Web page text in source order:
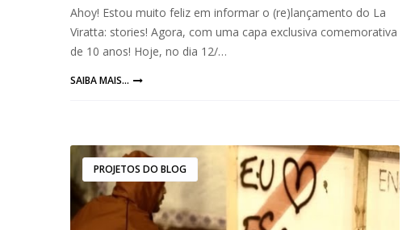
Ahoy! Estou muito feliz em informar o (re)lançamento do La
Viratta: stories! Agora, com uma capa exclusiva comemorativa
de 10 anos! Hoje, no dia 12/…
SAIBA MAIS...
PROJETOS DO BLOG